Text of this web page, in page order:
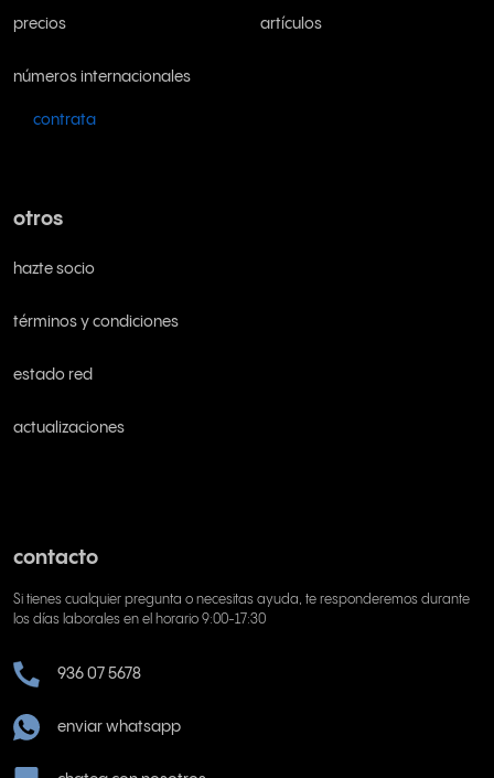
precios
números internacionales
contrata
artículos
otros
hazte socio
términos y condiciones
estado red
actualizaciones
contacto
Si tienes cualquier pregunta o necesitas ayuda, te responderemos durante
los días laborales en el horario 9:00-17:30
936 07 5678
enviar whatsapp